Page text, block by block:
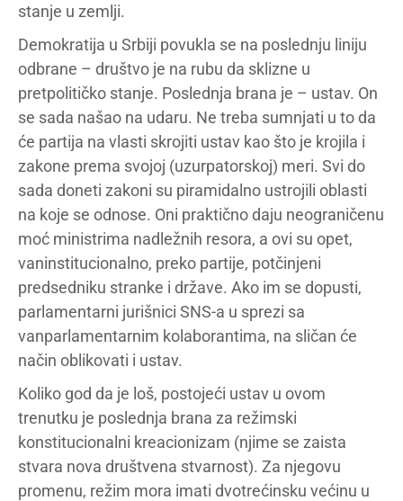
stanje u zemlji.
Demokratija u Srbiji povukla se na poslednju liniju
odbrane – društvo je na rubu da sklizne u
pretpolitičko stanje. Poslednja brana je – ustav. On
se sada našao na udaru. Ne treba sumnjati u to da
će partija na vlasti skrojiti ustav kao što je krojila i
zakone prema svojoj (uzurpatorskoj) meri. Svi do
sada doneti zakoni su piramidalno ustrojili oblasti
na koje se odnose. Oni praktično daju neograničenu
moć ministrima nadležnih resora, a ovi su opet,
vaninstitucionalno, preko partije, potčinjeni
predsedniku stranke i države. Ako im se dopusti,
parlamentarni jurišnici SNS-a u sprezi sa
vanparlamentarnim kolaborantima, na sličan će
način oblikovati i ustav.
Koliko god da je loš, postojeći ustav u ovom
trenutku je poslednja brana za režimski
konstitucionalni kreacionizam (njime se zaista
stvara nova društvena stvarnost). Za njegovu
promenu, režim mora imati dvotrećinsku većinu u